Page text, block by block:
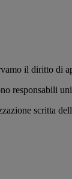
il diritto di
responsabili
scritta